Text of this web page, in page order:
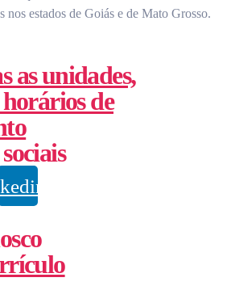
nos estados de Goiás e de Mato Grosso.
as unidades,
de